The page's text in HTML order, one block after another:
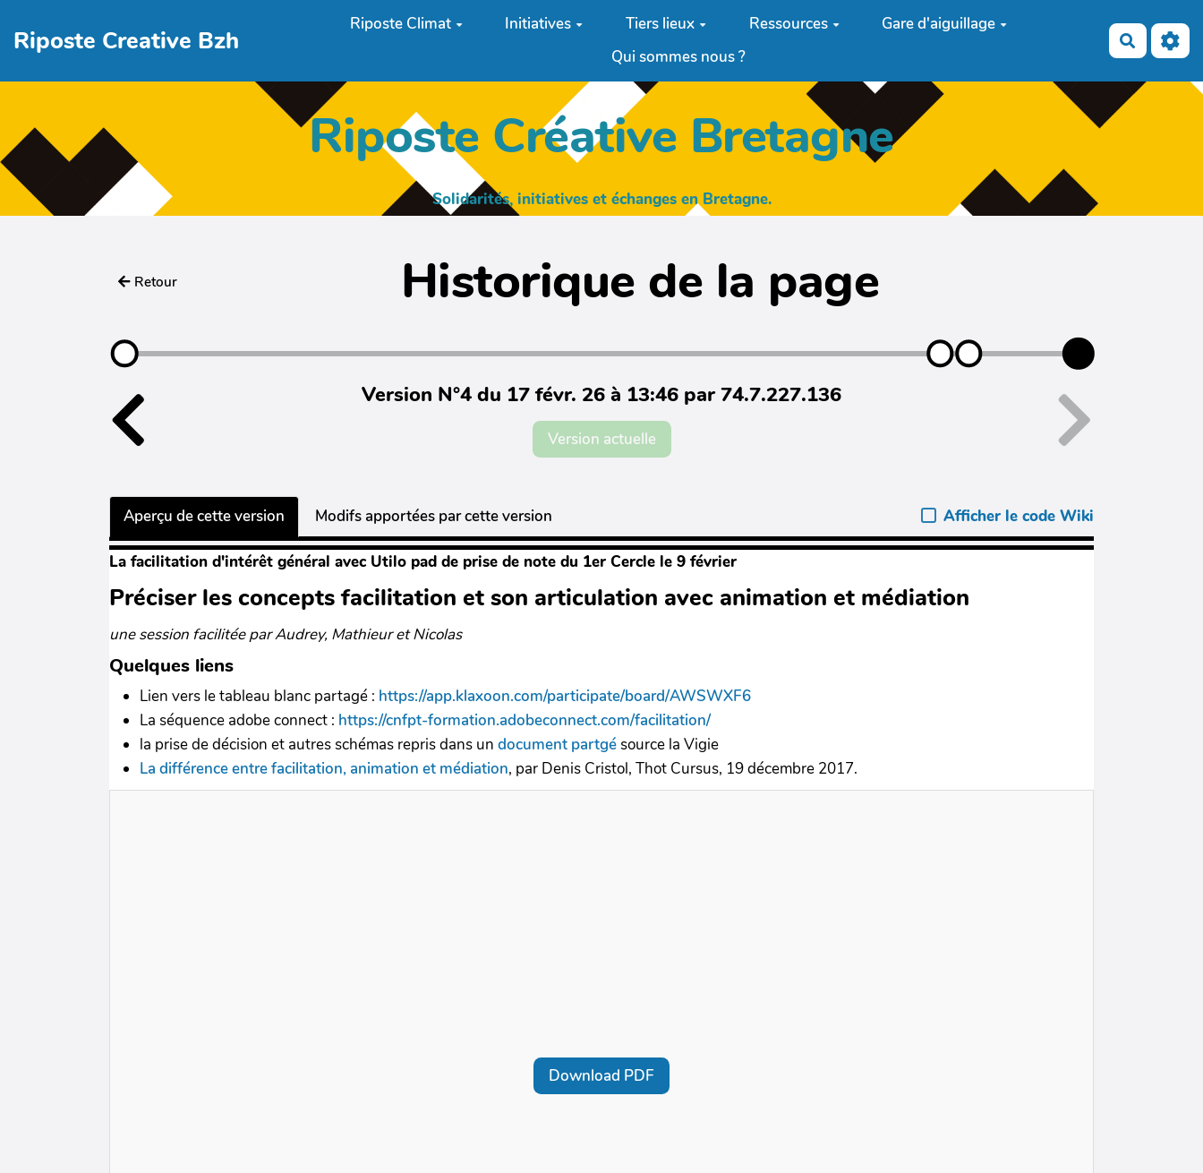
Riposte Creative Bzh
Riposte Climat Initiatives Tiers lieux Ressources
Gare d'aiguillage
Qui sommes nous ?
Riposte Créative Bretagne
Solidarités, initiatives et échanges en Bretagne.
Retour Historique de la page
Version N°4 du 17 févr. 26 à 13:46 par 74.7.227.136
Version actuelle
Aperçu de cette version Modifs apportées par cette version Afficher le code Wiki